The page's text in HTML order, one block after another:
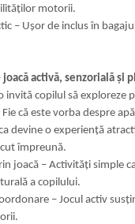
motorii.
– Ușor de inclus în
joacă activă, senzorială și
invită copilul să exploreze
că este vorba despre
devine o experiență
împreună.
joacă – Activități simple
a copilului.
– Jocul activ